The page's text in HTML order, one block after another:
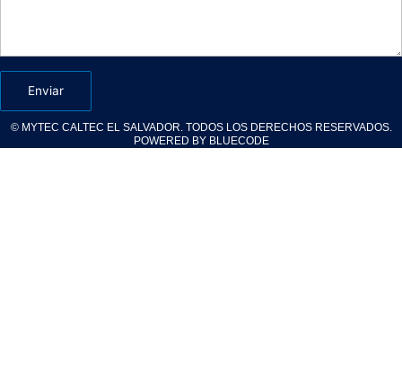
Enviar
© MYTEC CALTEC EL SALVADOR. TODOS LOS DERECHOS RESERVADOS.
POWERED BY BLUECODE